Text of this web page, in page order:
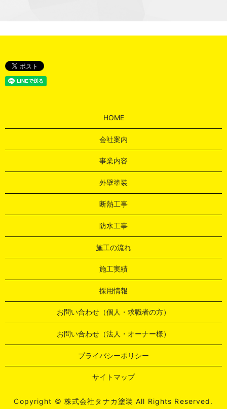
HOME
会社案内
事業内容
外壁塗装
断熱工事
防水工事
施工の流れ
施工実績
採用情報
お問い合わせ（個人・求職者の方）
お問い合わせ（法人・オーナー様）
プライバシーポリシー
サイトマップ
Copyright © 株式会社タナカ塗装 All Rights Reserved.